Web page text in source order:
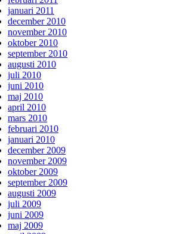
januari 2011
december 2010
november 2010
oktober 2010
september 2010
augusti 2010
juli 2010
juni 2010
maj 2010
april 2010
mars 2010
februari 2010
januari 2010
december 2009
november 2009
oktober 2009
september 2009
augusti 2009
juli 2009
juni 2009
maj 2009